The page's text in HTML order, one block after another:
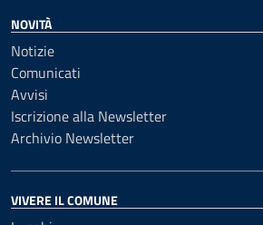
NOVITÀ
Notizie
Comunicati
Avvisi
Iscrizione alla Newsletter
Archivio Newsletter
VIVERE IL COMUNE